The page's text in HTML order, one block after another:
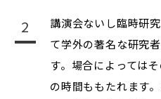
講演会ないし臨時研
て学外の著名な研究
す。場合によっては
の時間ももたれます